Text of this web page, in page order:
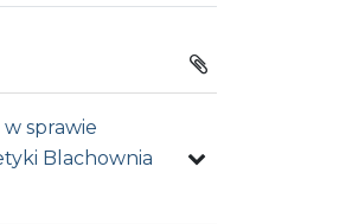
sprawie
Blachownia